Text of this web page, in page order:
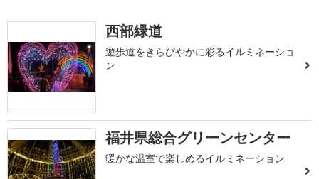
西部緑道
遊歩道をきらびやかに彩るイルミネーショ
ン
福井県総合グリーンセンター
暖かな温室で楽しめるイルミネーション